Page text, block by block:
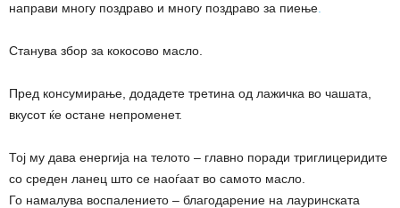
направи многу поздраво и многу поздраво за пиење
Станува збор за кокосово масло.
Пред консумирање, додадете третина од лажичка во чашата,
вкусот ќе остане непроменет.
Тој му дава енергија на телото – главно поради триглицеридите
со среден ланец што се наоѓаат во самото масло.
Го намалува воспалението – благодарение на лауринската